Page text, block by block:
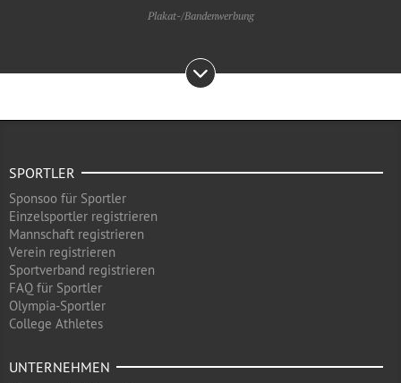
Plakat-/Bandenwerbung
SPORTLER
Sponsoo für Sportler
Einzelsportler registrieren
Mannschaft registrieren
Verein registrieren
Sportverband registrieren
FAQ für Sportler
Olympia-Sportler
College Athletes
UNTERNEHMEN